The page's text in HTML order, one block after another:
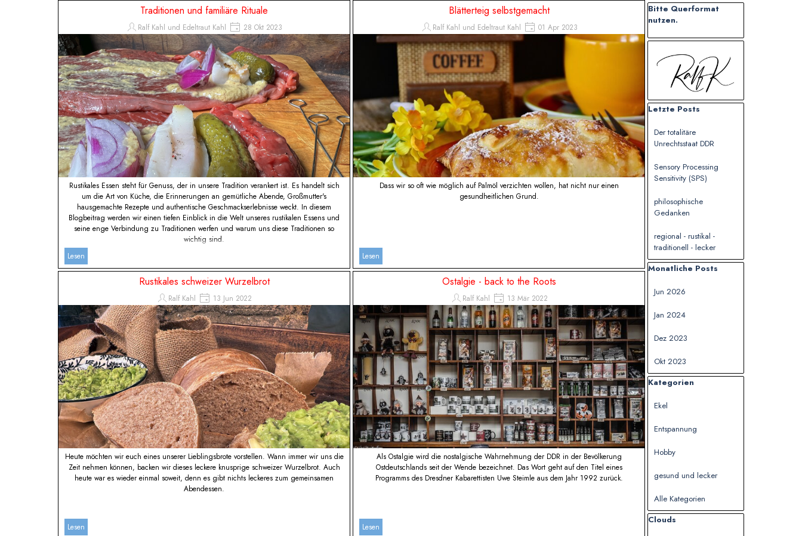
Traditionen und familiäre Rituale
Ralf Kahl und Edeltraut Kahl 28 Okt 2023
Rustikales Essen steht für Genuss, der in unsere Tradition verankert ist. Es handelt sich
um die Art von Küche, die Erinnerungen an gemütliche Abende, Großmutter's
hausgemachte Rezepte und authentische Geschmackserlebnisse weckt. In diesem
Blogbeitrag werden wir einen tiefen Einblick in die Welt unseres rustikalen Essens und
seine enge Verbindung zu Traditionen werfen und warum uns diese Traditionen so
wichtig sind.
Lesen
Blätterteig selbstgemacht
Ralf Kahl und Edeltraut Kahl 01 Apr 2023
Dass wir so oft wie möglich auf Palmöl verzichten wollen, hat nicht nur einen
gesundheitlichen Grund.
Lesen
Rustikales schweizer Wurzelbrot
Ralf Kahl 13 Jun 2022
Heute möchten wir euch eines unserer Lieblingsbrote vorstellen. Wann immer wir uns die
Zeit nehmen können, backen wir dieses leckere knusprige schweizer Wurzelbrot. Auch
heute war es wieder einmal soweit, denn es gibt nichts leckeres zum gemeinsamen
Abendessen.
Lesen
Ostalgie - back to the Roots
Ralf Kahl 13 Mär 2022
Als Ostalgie wird die nostalgische Wahrnehmung der DDR in der Bevölkerung
Ostdeutschlands seit der Wende bezeichnet. Das Wort geht auf den Titel eines
Programms des Dresdner Kabarettisten Uwe Steimle aus dem Jahr 1992 zurück.
Lesen
Block überspringen Bitte Querformat
Bitte Querformat
nutzen.
Block überspringen Letzte Posts
Letzte Posts
Der totalitäre
Unrechtsstaat DDR
Sensory Processing
Sensitivity (SPS)
philosophische
Gedanken
regional - rustikal -
traditionell - lecker
Block überspringen Monatliche Posts
Monatliche Posts
Jun 2026
Jan 2024
Dez 2023
Okt 2023
Block überspringen Kategorien
Kategorien
Ekel
Entspannung
Hobby
gesund und lecker
Alle Kategorien
Block überspringen Clouds
Clouds